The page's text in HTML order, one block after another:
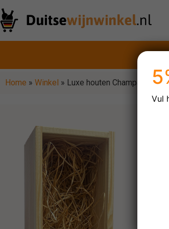
Home » Winkel » Luxe houten
Vul